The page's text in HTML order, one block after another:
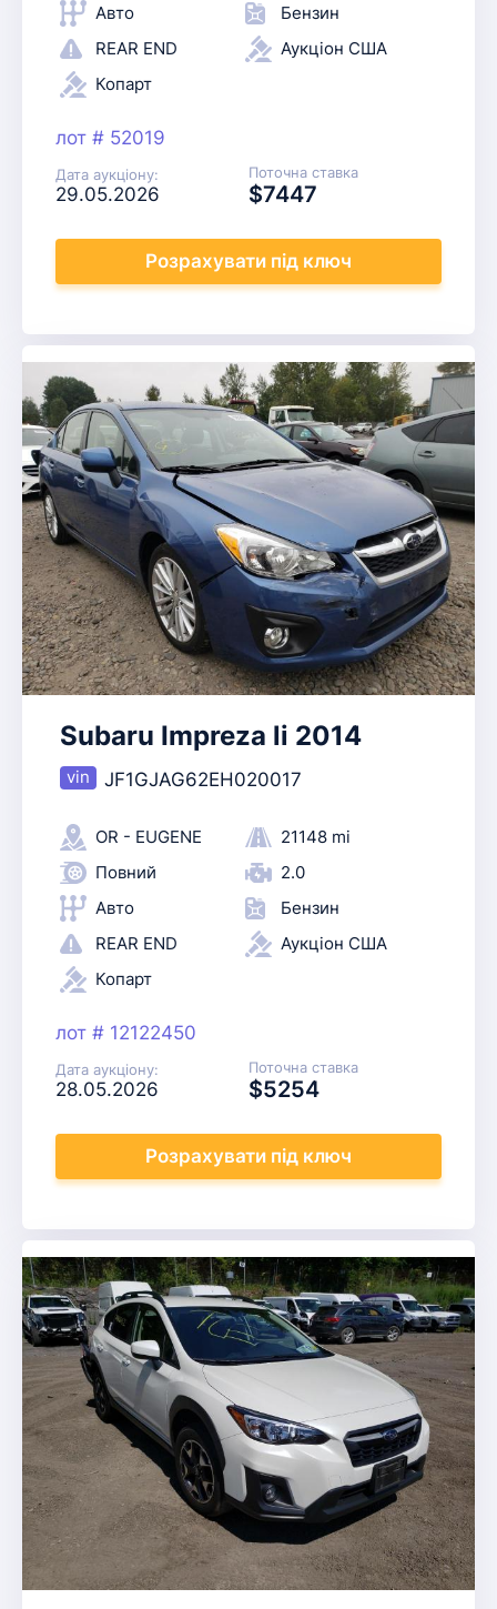
Авто
Бензин
REAR END
Аукціон США
Копарт
лот # 52019
Дата аукціону:
29.05.2026
Поточна ставка
$7447
Розрахувати під ключ
Subaru Impreza li 2014
JF1GJAG62EH020017
OR - EUGENE
21148 mi
Повний
2.0
Авто
Бензин
REAR END
Аукціон США
Копарт
лот # 12122450
Дата аукціону:
28.05.2026
Поточна ставка
$5254
Розрахувати під ключ